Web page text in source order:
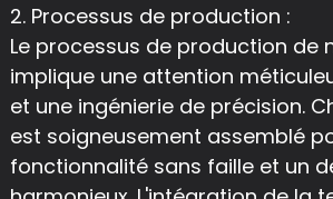
2. Processus de production :
Le processus de production de
implique une attention
et une ingénierie de précision.
est soigneusement assemblé
fonctionnalité sans faille et un